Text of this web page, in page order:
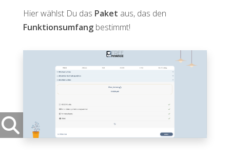
Hier wählst Du das Paket aus, das den
Funktionsumfang bestimmt!